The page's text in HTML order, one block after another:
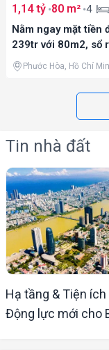
1,14 tỷ 80 m² 4
Nằm ngay mặt tiền
239tr với 80m2, sổ
Phước Hòa, Hồ Chí
Tin nhà đất
Hạ tầng & Tiện
Động lực mới cho